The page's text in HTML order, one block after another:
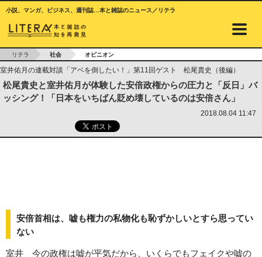
小説、マンガ、ビジネス、週刊誌…本と雑誌のニュース／リテラ
リテラ 社会 オピニオン
室井佑月の連載対談「アベを倒したい！」第11回ゲスト 松尾貴史（後編）
松尾貴史と室井佑月が体験した安倍政権からの圧力と「反日」バ
ッシング！「日本をいちばん貶め壊しているのは安倍さん」
2018.08.04 11:47
安倍首相は、嘘も権力の私物化も恥ずかしいとすら思ってい
ない
室井 今の政権は嘘が平気だから、いくらでもフェイクや嘘の